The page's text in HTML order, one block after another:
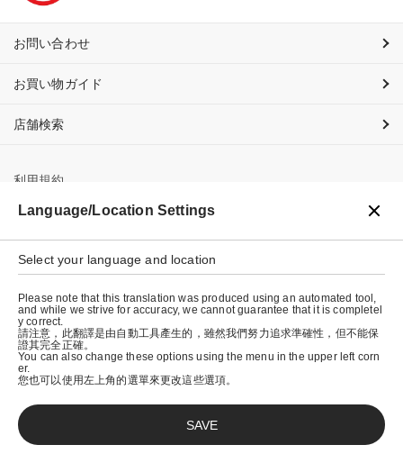
お問い合わせ
お買い物ガイド
店舗検索
利用規約
プライバシーポリシー
特定商取引法に基づく表示
会社概要
© graniph inc.
Language/Location Settings
Select your language and location
Please note that this translation was produced using an automated tool,
and while we strive for accuracy, we cannot guarantee that it is completel
y correct.
請注意，此翻譯是由自動工具產生的，雖然我們努力追求準確性，但不能保
證其完全正確。
You can also change these options using the menu in the upper left corn
er.
您也可以使用左上角的選單來更改這些選項。
SAVE